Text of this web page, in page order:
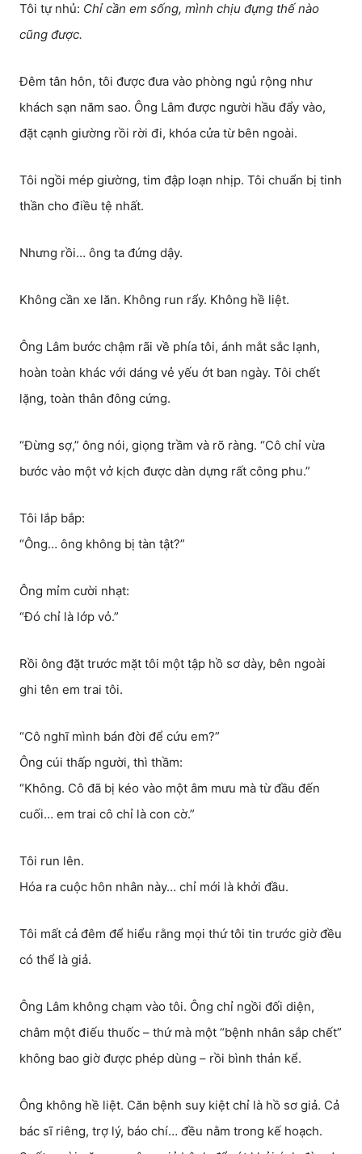
Tôi tự nhủ: Chỉ cần em sống, mình chịu đựng thế nào
cũng được.
Đêm tân hôn, tôi được đưa vào phòng ngủ rộng như
khách sạn năm sao. Ông Lâm được người hầu đẩy vào,
đặt cạnh giường rồi rời đi, khóa cửa từ bên ngoài.
Tôi ngồi mép giường, tim đập loạn nhịp. Tôi chuẩn bị tinh
thần cho điều tệ nhất.
Nhưng rồi… ông ta đứng dậy.
Không cần xe lăn. Không run rẩy. Không hề liệt.
Ông Lâm bước chậm rãi về phía tôi, ánh mắt sắc lạnh,
hoàn toàn khác với dáng vẻ yếu ớt ban ngày. Tôi chết
lặng, toàn thân đông cứng.
“Đừng sợ,” ông nói, giọng trầm và rõ ràng. “Cô chỉ vừa
bước vào một vở kịch được dàn dựng rất công phu.”
Tôi lắp bắp:
“Ông… ông không bị tàn tật?”
Ông mỉm cười nhạt:
“Đó chỉ là lớp vỏ.”
Rồi ông đặt trước mặt tôi một tập hồ sơ dày, bên ngoài
ghi tên em trai tôi.
“Cô nghĩ mình bán đời để cứu em?”
Ông cúi thấp người, thì thầm:
“Không. Cô đã bị kéo vào một âm mưu mà từ đầu đến
cuối… em trai cô chỉ là con cờ.”
Tôi run lên.
Hóa ra cuộc hôn nhân này… chỉ mới là khởi đầu.
Tôi mất cả đêm để hiểu rằng mọi thứ tôi tin trước giờ đều
có thể là giả.
Ông Lâm không chạm vào tôi. Ông chỉ ngồi đối diện,
châm một điếu thuốc – thứ mà một “bệnh nhân sắp chết”
không bao giờ được phép dùng – rồi bình thản kể.
Ông không hề liệt. Căn bệnh suy kiệt chỉ là hồ sơ giả. Cả
bác sĩ riêng, trợ lý, báo chí… đều nằm trong kế hoạch.